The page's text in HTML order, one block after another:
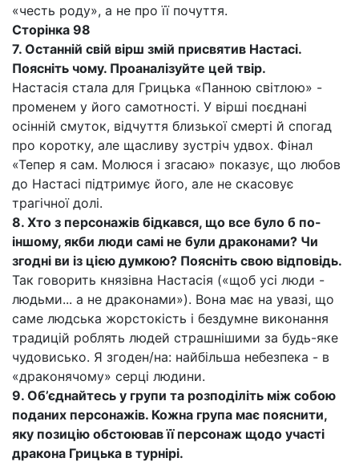
«честь роду», а не про її почуття.
Сторінка 98
7. Останній свій вірш змій присвятив Настасі.
Поясніть чому. Проаналізуйте цей твір.
Настасія стала для Грицька «Панною світлою» -
променем у його самотності. У вірші поєднані
осінній смуток, відчуття близької смерті й спогад
про коротку, але щасливу зустріч удвох. Фінал
«Тепер я сам. Молюся і згасаю» показує, що любов
до Настасі підтримує його, але не скасовує
трагічної долі.
8. Хто з персонажів бідкався, що все було б по-
іншому, якби люди самі не були драконами? Чи
згодні ви із цією думкою? Поясніть свою відповідь.
Так говорить князівна Настасія («щоб усі люди -
людьми... а не драконами»). Вона має на увазі, що
саме людська жорстокість і бездумне виконання
традицій роблять людей страшнішими за будь-яке
чудовисько. Я згоден/на: найбільша небезпека - в
«драконячому» серці людини.
9. Об’єднайтесь у групи та розподіліть між собою
поданих персонажів. Кожна група має пояснити,
яку позицію обстоював її персонаж щодо участі
дракона Грицька в турнірі.